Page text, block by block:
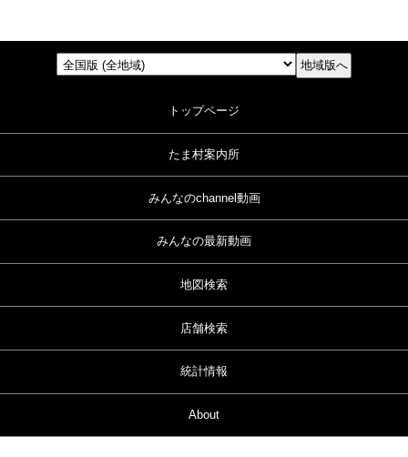
トップページ
たま村案内所
みんなのchannel動画
みんなの最新動画
地図検索
店舗検索
統計情報
About